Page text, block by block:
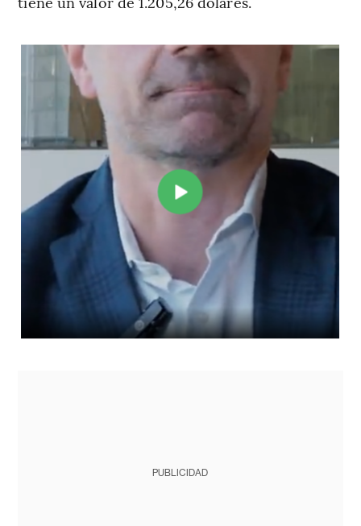
PUBLICIDAD